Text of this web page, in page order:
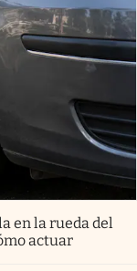
en la rueda del
actuar